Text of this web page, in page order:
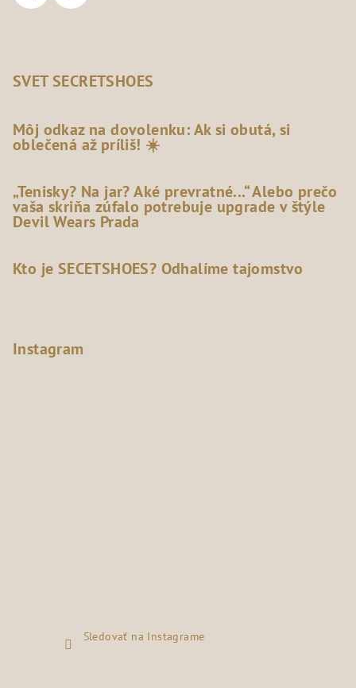
SVET SECRETSHOES
Môj odkaz na dovolenku: Ak si obutá, si
oblečená až príliš! ☀️
„Tenisky? Na jar? Aké prevratné...“ Alebo prečo
vaša skriňa zúfalo potrebuje upgrade v štýle
Devil Wears Prada
Kto je SECETSHOES? Odhalíme tajomstvo
Instagram
Sledovať na Instagrame